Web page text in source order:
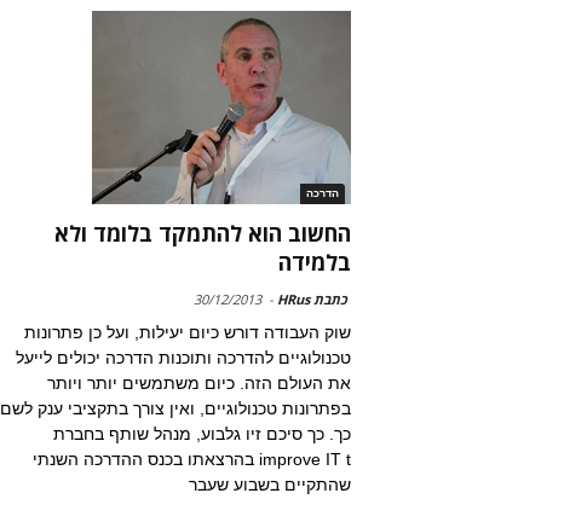
הדרכה
החשוב הוא להתמקד בלומד ולא
בלמידה
כתבת HRus -
30/12/2013
שוק העבודה דורש כיום יעילות, ועל כן פתרונות
טכנולוגיים להדרכה ותוכנות הדרכה יכולים לייעל
את העולם הזה. כיום משתמשים יותר ויותר
בפתרונות טכנולוגיים, ואין צורך בתקציבי ענק לשם
כך. כך סיכם זיו גלבוע, מנהל שותף בחברת
improve IT t בהרצאתו בכנס ההדרכה השנתי
שהתקיים בשבוע שעבר